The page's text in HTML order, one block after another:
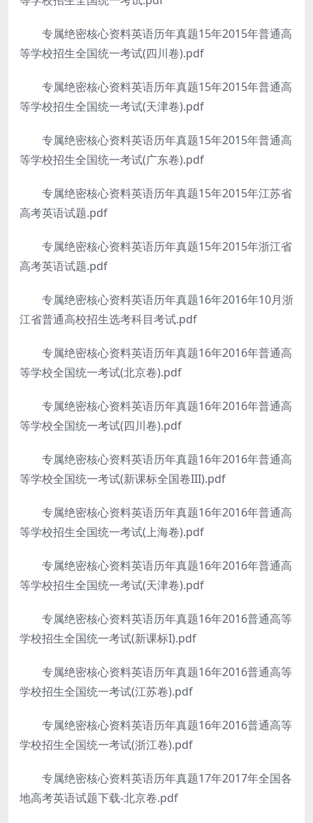
专属绝密核心资料英语历年真题15年2015年普通高
等学校招生全国统一考试(四川卷).pdf
专属绝密核心资料英语历年真题15年2015年普通高
等学校招生全国统一考试(天津卷).pdf
专属绝密核心资料英语历年真题15年2015年普通高
等学校招生全国统一考试(广东卷).pdf
专属绝密核心资料英语历年真题15年2015年江苏省
高考英语试题.pdf
专属绝密核心资料英语历年真题15年2015年浙江省
高考英语试题.pdf
专属绝密核心资料英语历年真题16年2016年10月浙
江省普通高校招生选考科目考试.pdf
专属绝密核心资料英语历年真题16年2016年普通高
等学校全国统一考试(北京卷).pdf
专属绝密核心资料英语历年真题16年2016年普通高
等学校全国统一考试(四川卷).pdf
专属绝密核心资料英语历年真题16年2016年普通高
等学校全国统一考试(新课标全国卷III).pdf
专属绝密核心资料英语历年真题16年2016年普通高
等学校招生全国统一考试(上海卷).pdf
专属绝密核心资料英语历年真题16年2016年普通高
等学校招生全国统一考试(天津卷).pdf
专属绝密核心资料英语历年真题16年2016普通高等
学校招生全国统一考试(新课标I).pdf
专属绝密核心资料英语历年真题16年2016普通高等
学校招生全国统一考试(江苏卷).pdf
专属绝密核心资料英语历年真题16年2016普通高等
学校招生全国统一考试(浙江卷).pdf
专属绝密核心资料英语历年真题17年2017年全国各
地高考英语试题下载-北京卷.pdf